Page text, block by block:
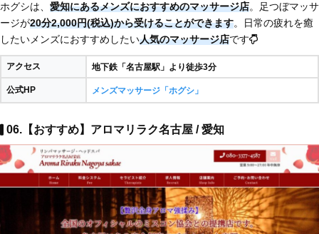
ホグシは、 愛知にあるメンズにおすすめのマッサージ店。足つぼマッサ
ージが20分2,000円(税込)から受けることができます。日常の疲れを癒
したいメンズにおすすめしたい人気のマッサージ店です
アクセス 地下鉄「名古屋駅」より徒歩3分
公式HP メンズマッサージ「ホグシ」
06.【おすすめ】アロマリラク名古屋 / 愛知